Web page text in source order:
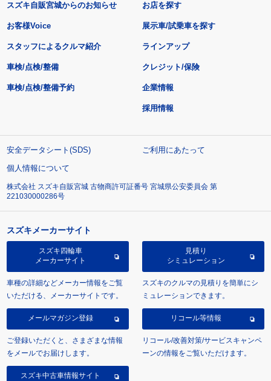
スズキ自販宮城からのお知らせ
お客様Voice
スタッフによるクルマ紹介
お店を探す
展示車/試乗車を探す
ラインアップ
車検/点検/整備 クレジット/保険
車検/点検/整備予約 企業情報
採用情報
安全データシート(SDS)
ご利用にあたって
個人情報について
株式会社 スズキ自販宮城 古物商許可証番号 宮城県公安委員会 第
221030000286号
スズキメーカーサイト
スズキ四輪車
メーカーサイト
車種の詳細などメーカー情報をご覧
いただける、メーカーサイトです。
見積り
シミュレーション
スズキのクルマの見積りを簡単にシ
ミュレーションできます。
メールマガジン登録
ご登録いただくと、さまざまな情報
をメールでお届けします。
リコール等情報
リコール/改善対策/サービスキャンペ
ーンの情報をご覧いただけます。
スズキ中古車情報サイト